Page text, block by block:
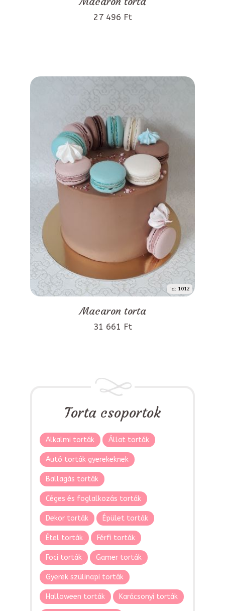
27 496 Ft
id: 1012
Macaron torta
31 661 Ft
Torta csoportok
Alkalmi torták Állat torták
Autó torták gyerekeknek
Ballagás torták
Céges és foglalkozás torták
Dekor torták Épület torták
Étel torták Férfi torták
Foci torták Gamer torták
Gyerek szülinapi torták
Halloween torták Karácsonyi torták